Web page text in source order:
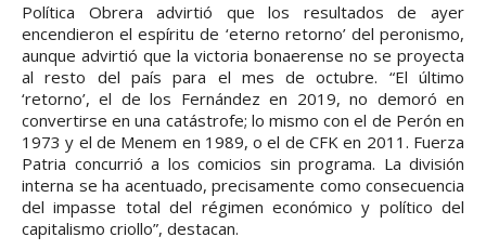
Política Obrera advirtió que los resultados de ayer
encendieron el espíritu de ‘eterno retorno’ del peronismo,
aunque advirtió que la victoria bonaerense no se proyecta
al resto del país para el mes de octubre. “El último
‘retorno’, el de los Fernández en 2019, no demoró en
convertirse en una catástrofe; lo mismo con el de Perón en
1973 y el de Menem en 1989, o el de CFK en 2011. Fuerza
Patria concurrió a los comicios sin programa. La división
interna se ha acentuado, precisamente como consecuencia
del impasse total del régimen económico y político del
capitalismo criollo”, destacan.